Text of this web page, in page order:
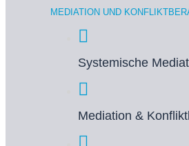
MEDIATION UND
Systemische
Mediation &